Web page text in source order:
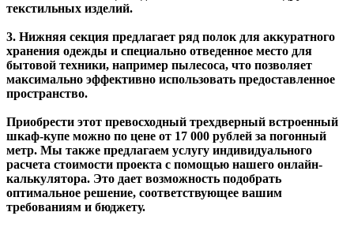
текстильных изделий.
3. Нижняя секция предлагает ряд полок для аккуратного
хранения одежды и специально отведенное место для
бытовой техники, например пылесоса, что позволяет
максимально эффективно использовать предоставленное
пространство.
Приобрести этот превосходный трехдверный встроенный
шкаф-купе можно по цене от 17 000 рублей за погонный
метр. Мы также предлагаем услугу индивидуального
расчета стоимости проекта с помощью нашего онлайн-
калькулятора. Это дает возможность подобрать
оптимальное решение, соответствующее вашим
требованиям и бюджету.